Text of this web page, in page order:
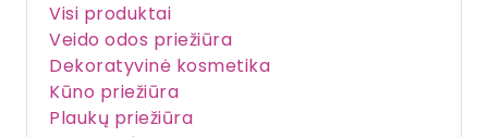
Visi produktai
Veido odos priežiūra
Dekoratyvinė kosmetika
Kūno priežiūra
Plaukų priežiūra